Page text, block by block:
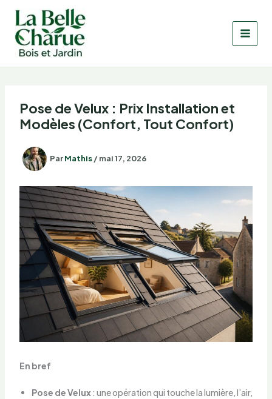
contenu
Pose de Velux : Prix Installation et
Modèles (Confort, Tout Confort)
ParMathis/mai 17, 2026
En bref
Pose de Velux: une opération qui touche la lumière, l’air,